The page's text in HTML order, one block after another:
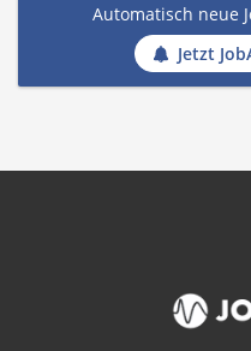
Automatisch neue
Jetzt